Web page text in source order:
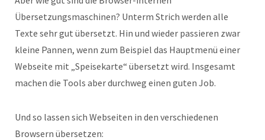
Übersetzungsmaschinen? Unterm Strich werden alle
Texte sehr gut übersetzt. Hin und wieder passieren zwar
kleine Pannen, wenn zum Beispiel das Hauptmenü einer
Webseite mit „Speisekarte“ übersetzt wird. Insgesamt
machen die Tools aber durchweg einen guten Job.
Und so lassen sich Webseiten in den verschiedenen
Browsern übersetzen: